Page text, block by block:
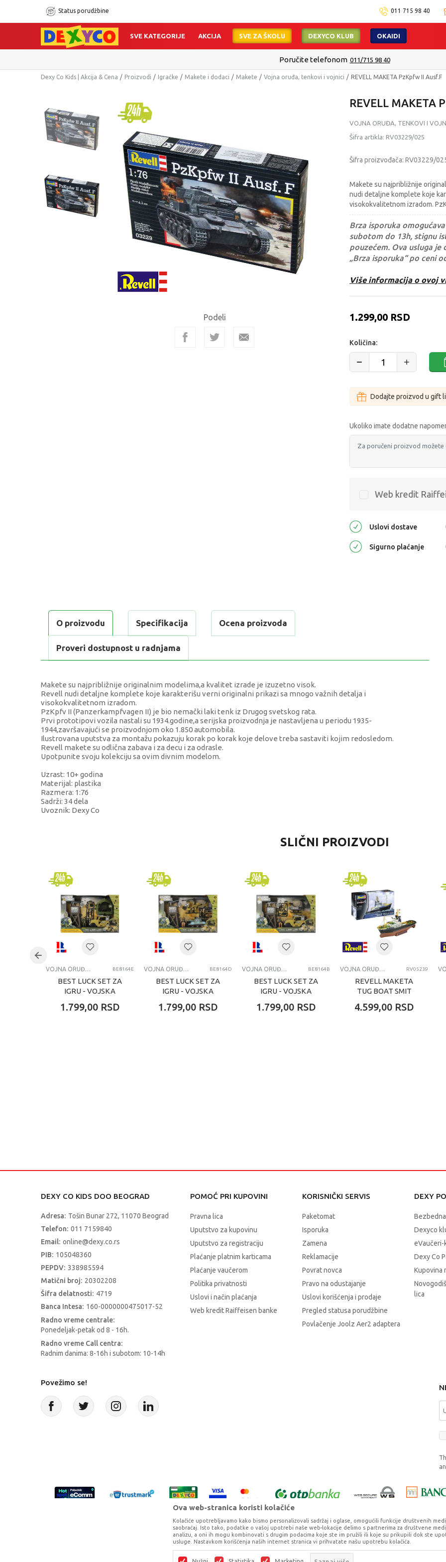
Status porudžbine 011 715 98 40
SVE KATEGORIJE AKCIJA SVE ZA ŠKOLU DEXYCO KLUB OKAIDI
Poručite telefonom 011/715 98 40
Dexy Co Kids | Akcija & Cena Proizvodi Igračke Makete i dodaci Makete Vojna oruđa, tenkovi i vojnici REVELL MAKETA PzKpfw II Ausf.F
Podeli
REVELL MAKETA
VOJNA ORUĐA, TENKOVI I
Šifra artikla: RV03229/025
Šifra proizvođača: RV03229/
Makete su najpribližnije
nudi detaljne komplete koje
visokokvalitetnom izradom.
Brza isporuka
subotom do 13h, stignu
pouzećem. Ova usluga
„Brza isporuka“ po ceni
Više informacija o ovoj
1.299,00 RSD
Količina:
Dodajte proizvod u gift
Ukoliko imate dodatne
Web kredit
Uslovi dostave
Sigurno plaćanje
O proizvodu Specifikacija Ocena proizvoda
Proveri dostupnost u radnjama
Makete su najpribližnije originalnim modelima,a kvalitet izrade je izuzetno visok.
Revell nudi detaljne komplete koje karakterišu verni originalni prikazi sa mnogo važnih detalja i
visokokvalitetnom izradom.
PzKpfv II (Panzerkampfvagen II) je bio nemački laki tenk iz Drugog svetskog rata.
Prvi prototipovi vozila nastali su 1934.godine,a serijska proizvodnja je nastavljena u periodu 1935-
1944,završavajući se proizvodnjom oko 1.850 automobila.
Ilustrovana uputstva za montažu pokazuju korak po korak koje delove treba sastaviti kojim redosledom.
Revell makete su odlična zabava i za decu i za odrasle.
Upotpunite svoju kolekciju sa ovim divnim modelom.
Uzrast: 10+ godina
Materijal: plastika
Razmera: 1:76
Sadrži: 34 dela
Uvoznik: Dexy Co
Vojna oruđa, tenkovi i vojnici
Brend
Pol dečaci
Uzrast 8+ godina
Kategorija VOJNA ORUDJA, TENKOVI, VOJNICI
SLIČNI PROIZVODI
VOJNA ORUĐA, TENKOVI I VOJNICI BE8164E
BEST LUCK SET ZA
IGRU - VOJSKA
1.799,00 RSD
VOJNA ORUĐA, TENKOVI I VOJNICI BE8164D
BEST LUCK SET ZA
IGRU - VOJSKA
1.799,00 RSD
VOJNA ORUĐA, TENKOVI I VOJNICI BE8164B
BEST LUCK SET ZA
IGRU - VOJSKA
1.799,00 RSD
VOJNA ORUĐA, TENKOVI I VOJNICI RV05239
REVELL MAKETA
TUG BOAT SMIT
4.599,00 RSD
DEXY CO KIDS DOO BEOGRAD
Adresa: Tošin Bunar 272, 11070 Beograd
Telefon: 011 7159840
Email: online@dexy.co.rs
PIB: 105048360
PEPDV: 338985594
Matični broj: 20302208
Šifra delatnosti: 4719
Banca Intesa: 160-0000000475017-52
Radno vreme centrale:
Ponedeljak-petak od 8 - 16h.
Radno vreme Call centra:
Radnim danima: 8-16h i subotom: 10-14h
POMOĆ PRI KUPOVINI
Pravna lica
Uputstvo za kupovinu
Uputstvo za registraciju
Plaćanje platnim karticama
Plaćanje vaučerom
Politika privatnosti
Uslovi i način plaćanja
Web kredit Raiffeisen banke
KORISNIČKI SERVIS
Paketomat
Isporuka
Zamena
Reklamacije
Povrat novca
Pravo na odustajanje
Uslovi korišćenja i prodaje
Pregled statusa porudžbine
Povlačenje Joolz Aer2 adaptera
DEXY
Dexyco
Dexy Co
Kupovina
lica
Povežimo se!
Proizvode na sajtu nastojimo da opišemo što je preciznije moguće, ali ne možemo garantovati da su svi podaci i
potpunosti kompletni i bez grešaka. Svi artikli prikazani na sajtu su deo naše ponude, ali ne podrazumeva da
Ova web-stranica koristi kolačiće
Kolačiće upotrebljavamo kako bismo personalizovali sadržaj i oglase, omogućili funkcije društvenih
saobraćaj. Isto tako, podatke o vašoj upotrebi naše web-lokacije delimo s partnerima za društvene
analizu, a oni ih mogu kombinovati s drugim podacima koje ste im pružili ili koje su prikupili dok ste
usluge. Nastavkom korišćenja naših internet stranica vi prihvatate našu upotrebu kolačića.